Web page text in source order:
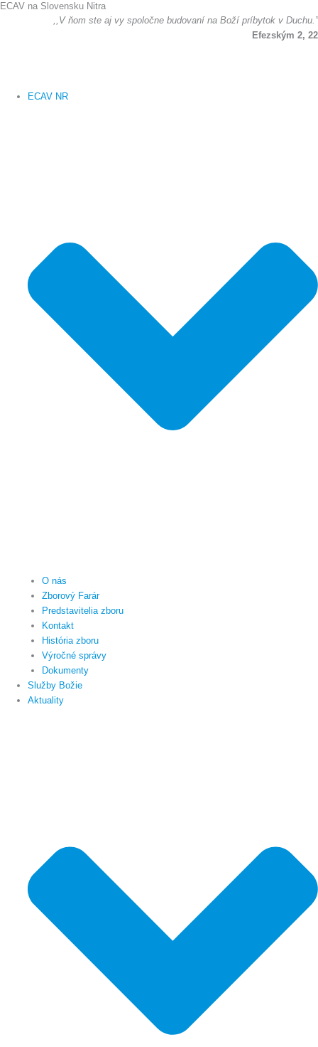
Preskočiť
ECAV na Slovensku Nitra
,,V ňom ste aj vy spoločne budovaní na Boží príbytok v Duchu.”
Efezským 2, 22
ECAV NR
O nás
Zborový Farár
Predstavitelia zboru
Kontakt
História zboru
Výročné správy
Dokumenty
Služby Božie
Aktuality